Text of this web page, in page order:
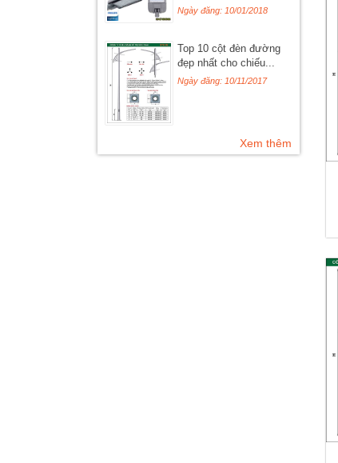
Ngày đăng: 10/01/2018
Top 10 cột đèn đường
đẹp nhất cho chiếu...
Ngày đăng: 10/11/2017
Xem thêm